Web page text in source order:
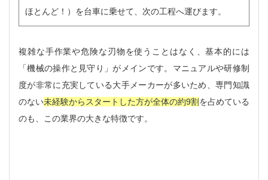
ほとんど！）を台車に乗せて、次の工程へ運びます。
複雑な手作業や危険な刃物を使うことはなく、基本的には
「機械の操作と見守り」がメインです。マニュアルや研修制
度が非常に充実している大手メーカーが多いため、専門知識
のない未経験からスタートした方が全体の約9割を占めている
のも、この業界の大きな特徴です。